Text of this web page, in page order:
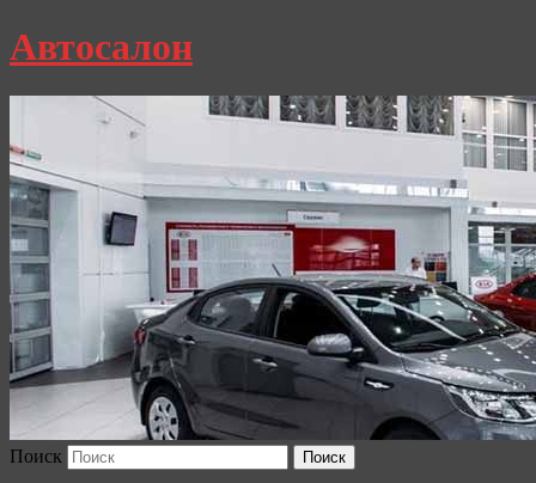
Автосалон
Поиск